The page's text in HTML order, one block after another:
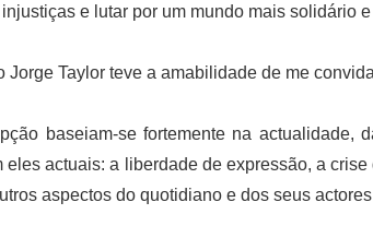
e lutar por um mundo mais solidário
Taylor teve a amabilidade de me
baseiam-se fortemente na actualidade,
actuais: a liberdade de expressão, a
aspectos do quotidiano e dos seus